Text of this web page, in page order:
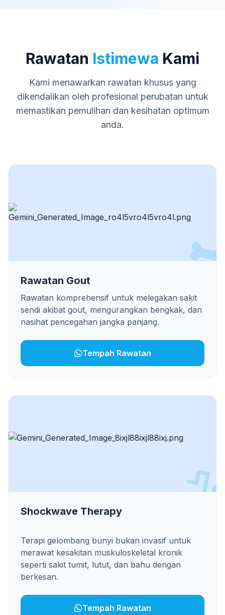
Rawatan Istimewa Kami
Kami menawarkan rawatan khusus yang
dikendalikan oleh profesional perubatan untuk
memastikan pemulihan dan kesihatan optimum
anda.
Rawatan Gout
Rawatan komprehensif untuk melegakan sakit
sendi akibat gout, mengurangkan bengkak, dan
nasihat pencegahan jangka panjang.
Tempah Rawatan
Shockwave Therapy
Terapi gelombang bunyi bukan invasif untuk
merawat kesakitan muskuloskeletal kronik
seperti sakit tumit, lutut, dan bahu dengan
berkesan.
Tempah Rawatan